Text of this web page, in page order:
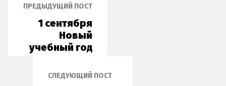
ПРЕДЫДУЩИЙ ПОСТ
1 сентября
Новый
учебный год
СЛЕДУЮЩИЙ ПОСТ